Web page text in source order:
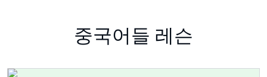
중국어들 레슨